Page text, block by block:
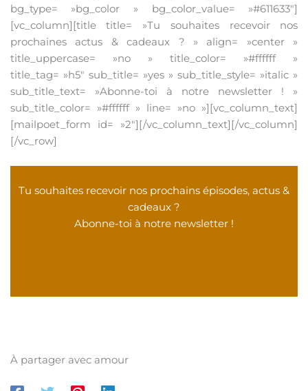
bg_type= »bg_color » bg_color_value= »#611633″]
[vc_column][title title= »Tu souhaites recevoir nos
prochaines actus & cadeaux ? » align= »center »
title_uppercase= »no » title_color= »#ffffff »
title_tag= »h5″ sub_title= »yes » sub_title_style= »italic »
sub_title_text= »Abonne-toi à notre newsletter ! »
sub_title_color= »#ffffff » line= »no »][vc_column_text]
[mailpoet_form id= »2″][/vc_column_text][/vc_column]
[/vc_row]
Tu souhaites recevoir nos prochains épisodes, actus &
cadeaux ?
Abonne-toi à notre newsletter !
À partager avec amour